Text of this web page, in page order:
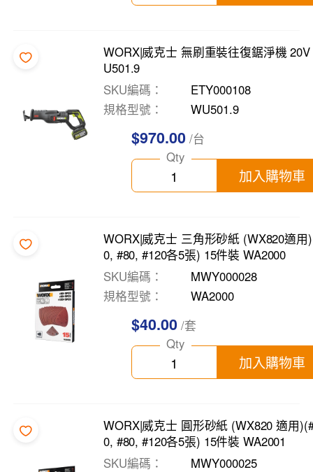
WORX|威克士 無刷重裝往復鋸淨機
U501.9
SKU編碼
ETY000108
規格型號
WU501.9
$970.00 /台
Qty
加入購物車
WORX|威克士 三角形砂紙 (WX820適用
0, #80, #120各5張) 15件裝 WA2000
SKU編碼
MWY000028
規格型號
WA2000
$40.00 /套
Qty
加入購物車
WORX|威克士 圓形砂紙 (WX820 適用
0, #80, #120各5張) 15件裝 WA2001
SKU編碼
MWY000025